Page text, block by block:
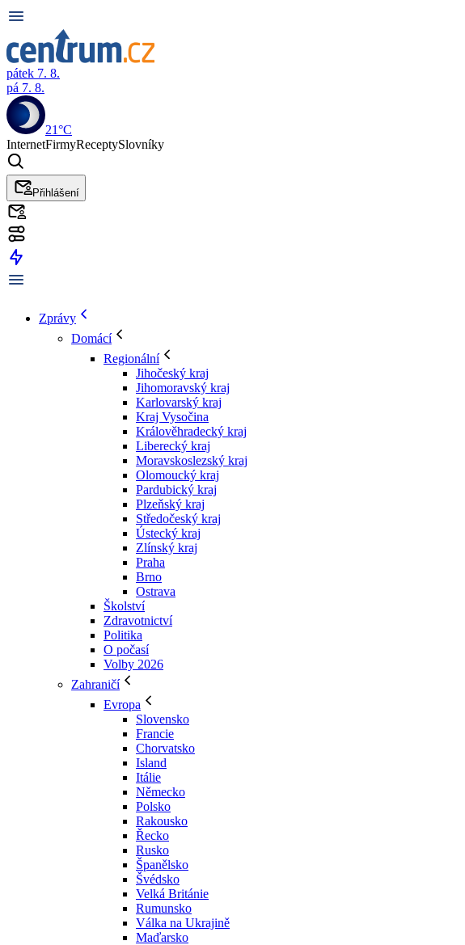
pátek 7. 8.
pá 7. 8.
21°C
InternetFirmyReceptySlovníky
Přihlášení
Zprávy
Domácí
Regionální
Jihočeský kraj
Jihomoravský kraj
Karlovarský kraj
Kraj Vysočina
Králověhradecký kraj
Liberecký kraj
Moravskoslezský kraj
Olomoucký kraj
Pardubický kraj
Plzeňský kraj
Středočeský kraj
Ústecký kraj
Zlínský kraj
Praha
Brno
Ostrava
Školství
Zdravotnictví
Politika
O počasí
Volby 2026
Zahraničí
Evropa
Slovensko
Francie
Chorvatsko
Island
Itálie
Německo
Polsko
Rakousko
Řecko
Rusko
Španělsko
Švédsko
Velká Británie
Rumunsko
Válka na Ukrajině
Maďarsko